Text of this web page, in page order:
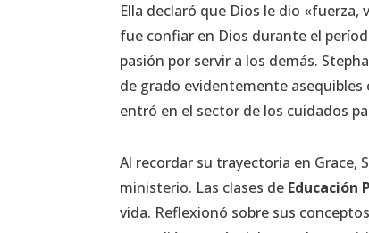
Ella declaró que Dios le dio
fue confiar en Dios durante el
pasión por servir a los demás.
de grado evidentemente
entró en el sector de los cuidados
Al recordar su trayectoria en Grace,
ministerio. Las clases de Educación
vida. Reflexionó sobre sus